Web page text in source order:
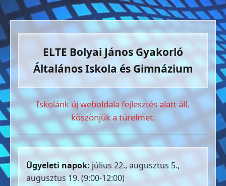
ELTE Bolyai János Gyakorló
Általános Iskola és Gimnázium
Iskolánk új weboldala fejlesztés alatt áll,
köszönjük a türelmet.
Ügyeleti napok: július 22., augusztus 5.,
augusztus 19. (9:00-12:00)